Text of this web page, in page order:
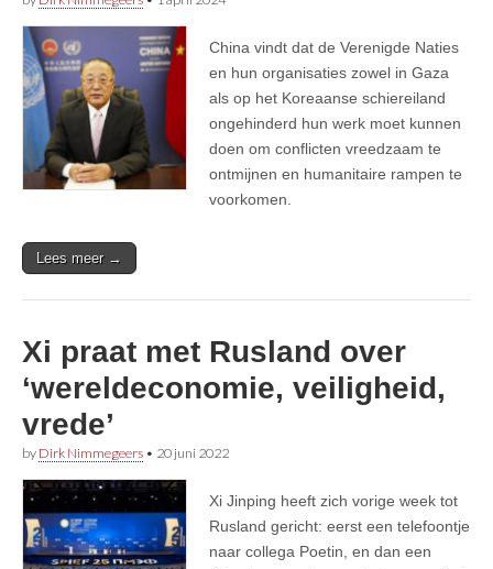
China vindt dat de Verenigde Naties
en hun organisaties zowel in Gaza
als op het Koreaanse schiereiland
ongehinderd hun werk moet kunnen
doen om conflicten vreedzaam te
ontmijnen en humanitaire rampen te
voorkomen.
Lees meer →
Xi praat met Rusland over
‘wereldeconomie, veiligheid,
vrede’
by Dirk Nimmegeers • 20 juni 2022
Xi Jinping heeft zich vorige week tot
Rusland gericht: eerst een telefoontje
naar collega Poetin, en dan een